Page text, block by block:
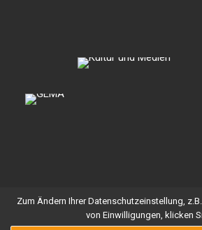
© 2026 Stellwerk Hamburg. All
Zum Ändern Ihrer Datenschutzeinstellung,
von Einwilligungen, klicken